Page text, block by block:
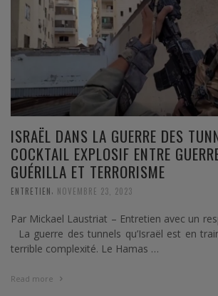
ISRAËL DANS LA GUERRE DES
COCKTAIL EXPLOSIF ENTRE
GUÉRILLA ET TERRORISME
ENTRETIEN NOVEMBRE 23, 2023
Par Mickael Laustriat – Entretien avec un
La guerre des tunnels qu’Israël est en
terrible complexité. Le Hamas …
Read more